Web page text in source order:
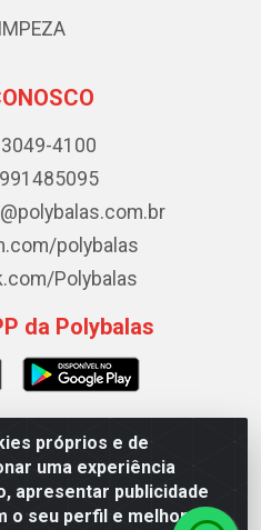
próprios e de
uma experiência
apresentar publicidade
o seu perfil e melhorar a
4100
polybalas
Polybalas
da Polybalas
de Souza, 173 Galpão B -
PB - CEP 58.075-075 - CNPJ
0002-61